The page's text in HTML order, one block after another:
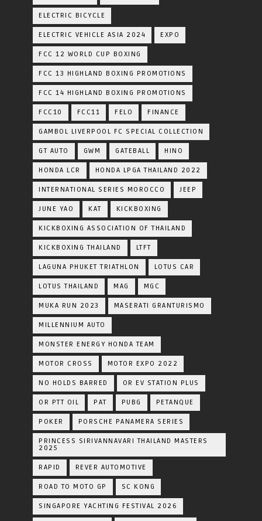
ELECTRIC BICYCLE
ELECTRIC VEHICLE ASIA 2024 EXPO
FCC 12 WORLD CUP BOXING
FCC 13 HIGHLAND BOXING PROMOTIONS
FCC 14 HIGHLAND BOXING PROMOTIONS
FCC10 FCC11 FELO FINANCE
GAMBOL LIVERPOOL FC SPECIAL COLLECTION
GT AUTO GWM GATEBALL HINO
HONDA LCR HONDA LPGA THAILAND 2022
INTERNATIONAL SERIES MOROCCO JEEP
JUNE YAO KAT KICKBOXING
KICKBOXING ASSOCIATION OF THAILAND
KICKBOXING THAILAND LTFT
LAGUNA PHUKET TRIATHLON LOTUS CAR
LOTUS THAILAND MAG MGC
MUKA RUN 2023 MASERATI GRANTURISMO
MILLENNIUM AUTO
MONSTER ENERGY HONDA TEAM
MOTOR CROSS MOTOR EXPO 2022
NO HOLDS BARRED OR EV STATION PLUS
OR PTT OIL PAT PUBG PETANQUE
POKER PORSCHE PANAMERA SERIES
PRINCESS SIRIVANNAVARI THAILAND MASTERS
2025
RAPID REVER AUTOMOTIVE
ROAD TO MOTO GP SC KONG
SINGAPORE YACHTING FESTIVAL 2026